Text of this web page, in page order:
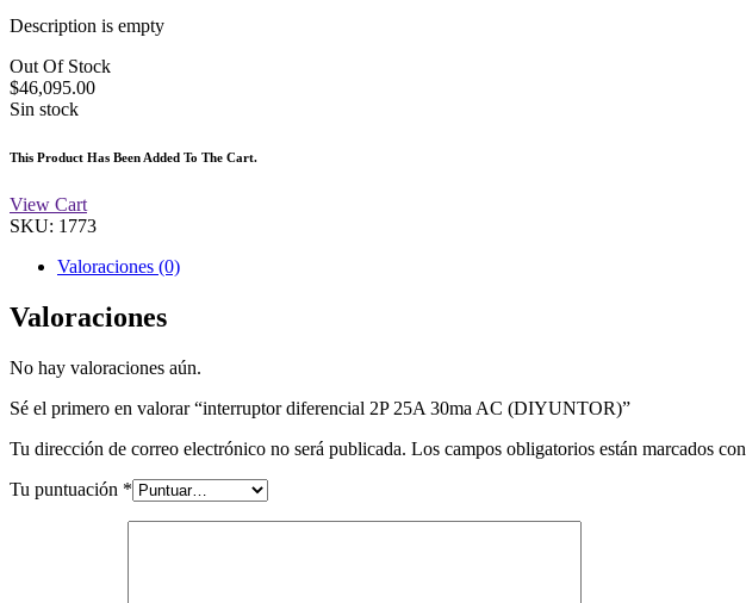
Description is empty
Out Of Stock
$46,095.00
Sin stock
This Product Has Been Added To The Cart.
View Cart
SKU: 1773
Valoraciones (0)
Valoraciones
No hay valoraciones aún.
Sé el primero en valorar “interruptor diferencial 2P 25A 30ma AC (DIYUNTOR)”
Tu dirección de correo electrónico no será publicada. Los campos obligatorios están marcados con
Tu puntuación *